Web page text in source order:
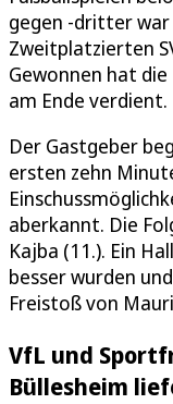
gegen -dritter
Zweitplatzierten
Gewonnen hat
am Ende verdient.
Der Gastgeber
ersten zehn
aberkannt. Die
Kajba (11.). Ein
besser wurden
Freistoß von
VfL und
Büllesheim